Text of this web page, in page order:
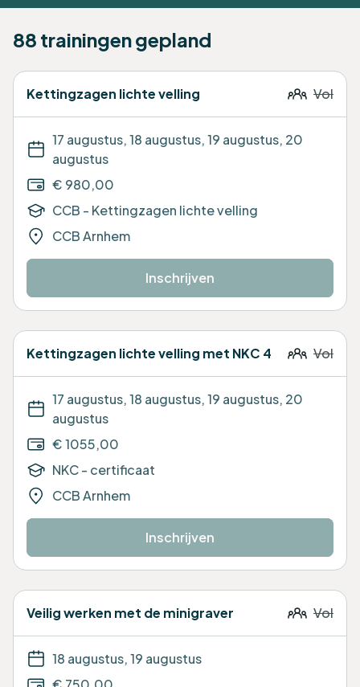
88 trainingen gepland
Kettingzagen lichte velling Vol
17 augustus, 18 augustus, 19 augustus, 20
augustus
€ 980,00
CCB - Kettingzagen lichte velling
CCB Arnhem
Inschrijven
Kettingzagen lichte velling met NKC 4 Vol
17 augustus, 18 augustus, 19 augustus, 20
augustus
€ 1055,00
NKC - certificaat
CCB Arnhem
Inschrijven
Veilig werken met de minigraver Vol
18 augustus, 19 augustus